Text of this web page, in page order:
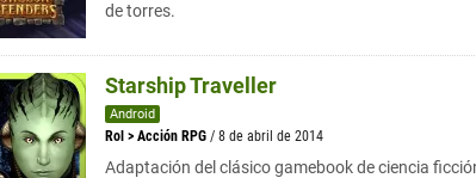
de torres.
Starship Traveller
Android
Rol > Acción RPG / 8 de abril de 2014
Adaptación del clásico gamebook de ciencia